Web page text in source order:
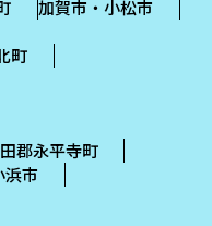
加賀市・小松市
町
郡永平寺町
浜市